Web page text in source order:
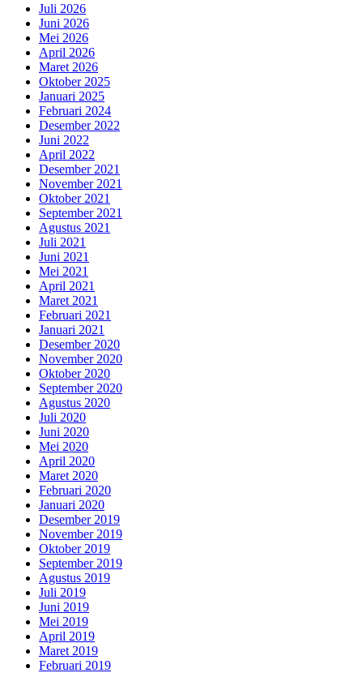
Juli 2026
Juni 2026
Mei 2026
April 2026
Maret 2026
Oktober 2025
Januari 2025
Februari 2024
Desember 2022
Juni 2022
April 2022
Desember 2021
November 2021
Oktober 2021
September 2021
Agustus 2021
Juli 2021
Juni 2021
Mei 2021
April 2021
Maret 2021
Februari 2021
Januari 2021
Desember 2020
November 2020
Oktober 2020
September 2020
Agustus 2020
Juli 2020
Juni 2020
Mei 2020
April 2020
Maret 2020
Februari 2020
Januari 2020
Desember 2019
November 2019
Oktober 2019
September 2019
Agustus 2019
Juli 2019
Juni 2019
Mei 2019
April 2019
Maret 2019
Februari 2019